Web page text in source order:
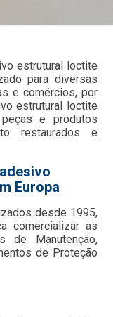
estrutural loctite
para diversas
e comércios, por
estrutural loctite
e produtos
restaurados e
Europa
desde 1995,
comercializar as
de Manutenção,
de Proteção